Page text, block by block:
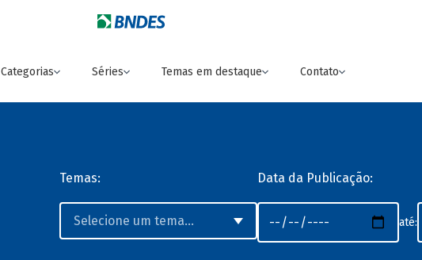
Categorias Séries Temas em destaque Contato
Temas: Data da Publicação:
até: